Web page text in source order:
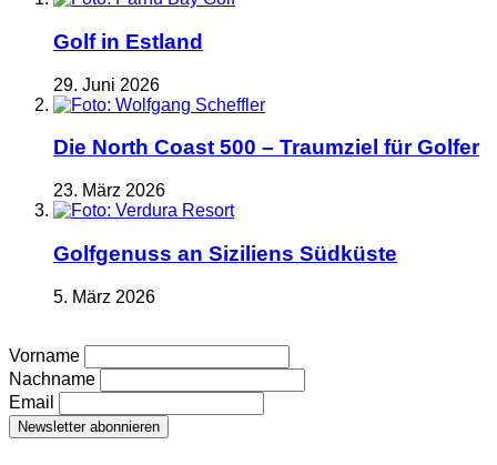
Golf in Estland
29. Juni 2026
Die North Coast 500 – Traumziel für Golfer
23. März 2026
Golfgenuss an Siziliens Südküste
5. März 2026
Vorname
Nachname
Email